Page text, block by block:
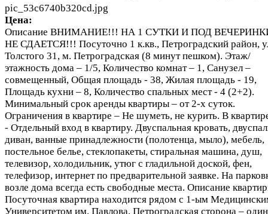
pic_53c6740b320cd.jpg
Цена:
Описание ВНИМАНИЕ!!! НА 1 СУТКИ И ПОД
НЕ СДАЕТСЯ!!! Посуточно 1 к.кв., Петроградский район,
Толстого 31, м. Петроградская (8 минут пешком). Этаж/
этажность дома – 1/5, Количество комнат – 1, Санузел –
совмещенный, Общая площадь - 38, Жилая площадь - 19,
Площадь кухни – 8, Количество спальных мест - 4 (2+2).
Минимальный срок аренды квартиры – от 2-х суток.
Ограничения в квартире – Не шуметь, не курить. В
- Отдельный вход в квартиру. Двуспальная кровать,
диван, ванные принадлежности (полотенца, мыло), мебель,
постельное белье, стеклопакеты, стиральная машина, душ,
телевизор, холодильник, утюг с гладильной доской, фен,
телефизор, интернет по предварительной заявке. На
возле дома всегда есть свободные места. Описание
Посуточная квартира находится рядом с 1-ым
Университетом им. Павлова. Петроградская сторона –